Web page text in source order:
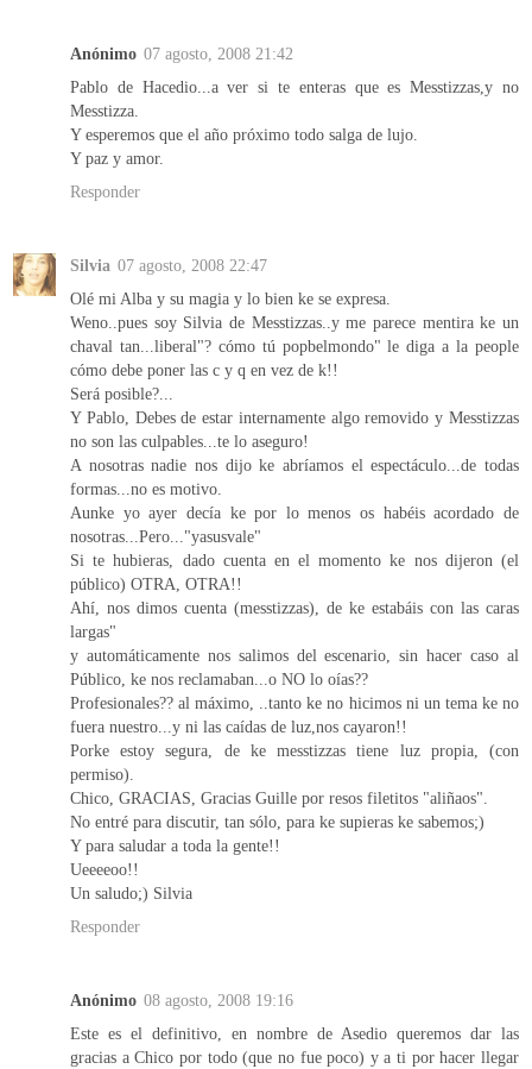
Anónimo 07 agosto, 2008 21:42
Pablo de Hacedio...a ver si te enteras que es Messtizzas,y no
Messtizza.
Y esperemos que el año próximo todo salga de lujo.
Y paz y amor.
Responder
Silvia 07 agosto, 2008 22:47
Olé mi Alba y su magia y lo bien ke se expresa.
Weno..pues soy Silvia de Messtizzas..y me parece mentira ke un
chaval tan...liberal"? cómo tú popbelmondo" le diga a la people
cómo debe poner las c y q en vez de k!!
Será posible?...
Y Pablo, Debes de estar internamente algo removido y Messtizzas
no son las culpables...te lo aseguro!
A nosotras nadie nos dijo ke abríamos el espectáculo...de todas
formas...no es motivo.
Aunke yo ayer decía ke por lo menos os habéis acordado de
nosotras...Pero..."yasusvale"
Si te hubieras, dado cuenta en el momento ke nos dijeron (el
público) OTRA, OTRA!!
Ahí, nos dimos cuenta (messtizzas), de ke estabáis con las caras
largas"
y automáticamente nos salimos del escenario, sin hacer caso al
Público, ke nos reclamaban...o NO lo oías??
Profesionales?? al máximo, ..tanto ke no hicimos ni un tema ke no
fuera nuestro...y ni las caídas de luz,nos cayaron!!
Porke estoy segura, de ke messtizzas tiene luz propia, (con
permiso).
Chico, GRACIAS, Gracias Guille por resos filetitos "aliñaos".
No entré para discutir, tan sólo, para ke supieras ke sabemos;)
Y para saludar a toda la gente!!
Ueeeeoo!!
Un saludo;) Silvia
Responder
Anónimo 08 agosto, 2008 19:16
Este es el definitivo, en nombre de Asedio queremos dar las
gracias a Chico por todo (que no fue poco) y a ti por hacer llegar